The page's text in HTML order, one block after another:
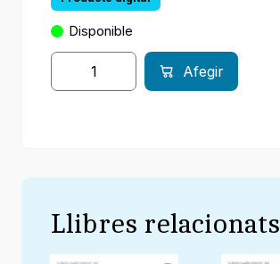
Disponible
Afegir
Llibres relacionats